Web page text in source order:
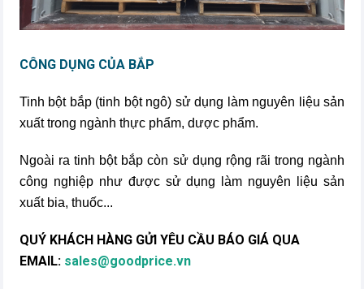
CÔNG DỤNG CỦA BẮP
​Tinh bột bắp (tinh bột ngô) sử dụng làm nguyên liệu sản
xuất trong ngành thực phẩm, dược phẩm.
Ngoài ra tinh bột bắp còn sử dụng rộng rãi trong ngành
công nghiệp như được sử dụng làm nguyên liệu sản
xuất bia, thuốc...
QUÝ KHÁCH HÀNG GỬI YÊU CẦU BÁO GIÁ QUA
EMAIL: sales@goodprice.vn